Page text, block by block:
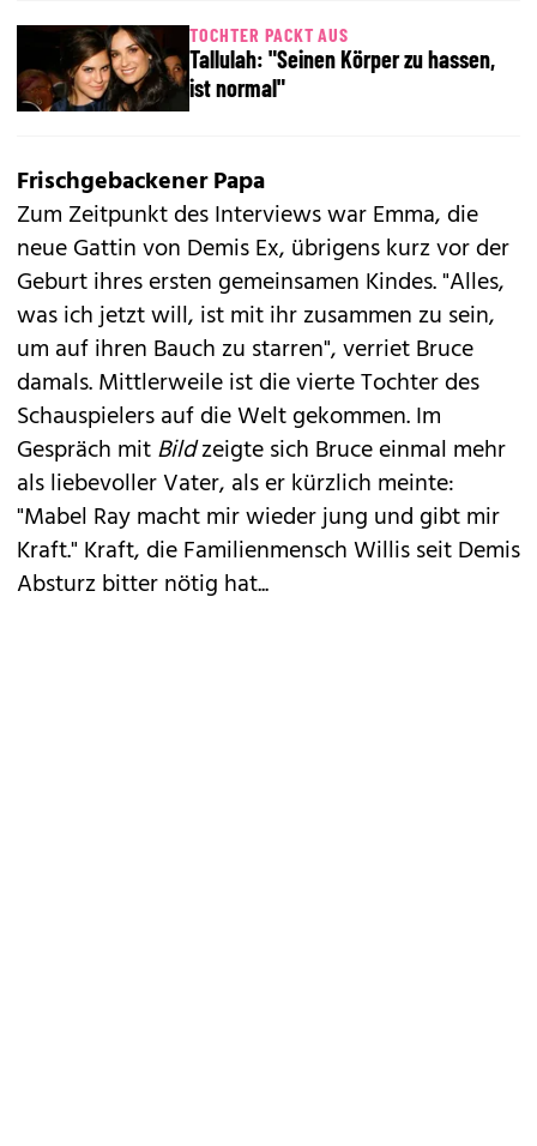
TOCHTER PACKT AUS
Tallulah: "Seinen Körper zu hassen,
ist normal"
Frischgebackener Papa
Zum Zeitpunkt des Interviews war Emma, die
neue Gattin von Demis Ex, übrigens kurz vor der
Geburt ihres ersten gemeinsamen Kindes. "Alles,
was ich jetzt will, ist mit ihr zusammen zu sein,
um auf ihren Bauch zu starren", verriet Bruce
damals. Mittlerweile ist die vierte Tochter des
Schauspielers auf die Welt gekommen. Im
Gespräch mitBildzeigte sich Bruce einmal mehr
als liebevoller Vater, als er kürzlich meinte:
"Mabel Raymacht mir wieder jung und gibt mir
Kraft." Kraft, die Familienmensch Willis seit Demis
Absturz bitter nötig hat...